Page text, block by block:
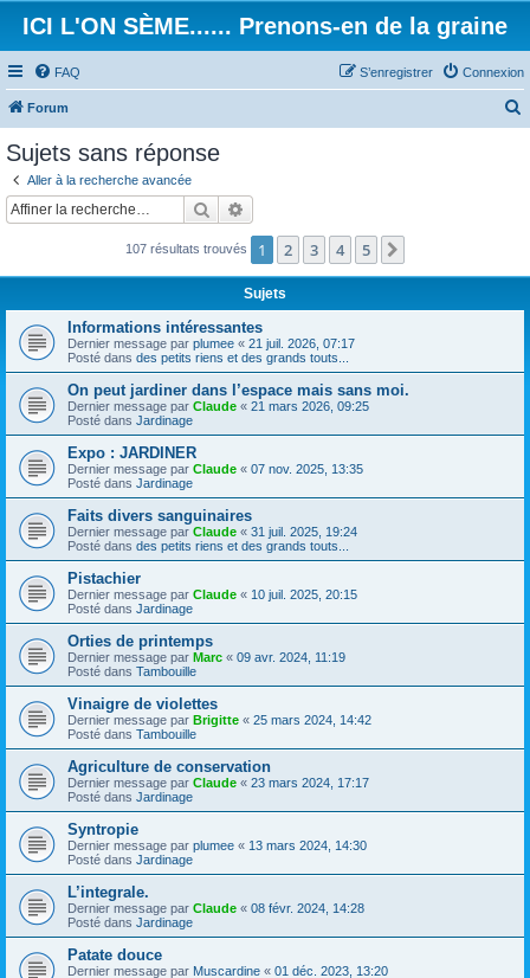
ICI L'ON SÈME...... Prenons-en de la graine
FAQ Connexion
S’enregistrer
Forum
c
Sujets sans réponse
Aller à la recherche avancée
Rechercher
107 résultats trouvés 1 2 3 4 5
Sujets
Informations intéressantes
Dernier message par plumee « 21 juil. 2026, 07:17
Posté dans des petits riens et des grands touts...
On peut jardiner dans l’espace mais sans moi.
Dernier message par Claude « 21 mars 2026, 09:25
Posté dans Jardinage
Expo : JARDINER
Dernier message par Claude « 07 nov. 2025, 13:35
Posté dans Jardinage
Faits divers sanguinaires
Dernier message par Claude « 31 juil. 2025, 19:24
Posté dans des petits riens et des grands touts...
Pistachier
Dernier message par Claude « 10 juil. 2025, 20:15
Posté dans Jardinage
Orties de printemps
Dernier message par Marc « 09 avr. 2024, 11:19
Posté dans Tambouille
Vinaigre de violettes
Dernier message par Brigitte « 25 mars 2024, 14:42
Posté dans Tambouille
Agriculture de conservation
Dernier message par Claude « 23 mars 2024, 17:17
Posté dans Jardinage
Syntropie
Dernier message par plumee « 13 mars 2024, 14:30
Posté dans Jardinage
L’integrale.
Dernier message par Claude « 08 févr. 2024, 14:28
Posté dans Jardinage
Patate douce
Dernier message par Muscardine « 01 déc. 2023, 13:20